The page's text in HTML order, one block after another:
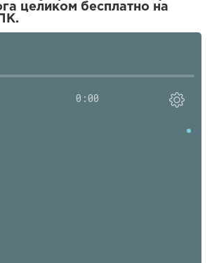
целиком бесплатно на
0:00